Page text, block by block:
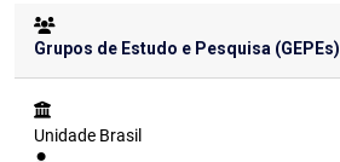
Grupos de Estudo e Pesquisa (GEPEs)
Unidade Brasil